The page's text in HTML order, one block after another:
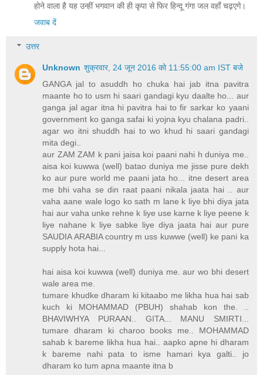
होने वाला है यह उन्हीं भगवान की ही कृपा से फिर हिन्दू गंगा जल वहाँ चढ़एगे।
जवाब दें
उत्तर
Unknown शुक्रवार, 24 जून 2016 को 11:55:00 am IST बजे
GANGA jal to asuddh ho chuka hai jab itna pavitra
maante ho to usm hi saari gandagi kyu daalte ho... aur
ganga jal agar itna hi pavitra hai to fir sarkar ko yaani
government ko ganga safai ki yojna kyu chalana padri..
agar wo itni shuddh hai to wo khud hi saari gandagi
mita degi..
aur ZAM ZAM k pani jaisa koi paani nahi h duniya me..
aisa koi kuwwa (well) batao duniya me jisse pure dekh
ko aur pure world me paani jata ho... itne desert area
me bhi vaha se din raat paani nikala jaata hai .. aur
vaha aane wale logo ko sath m lane k liye bhi diya jata
hai aur vaha unke rehne k liye use karne k liye peene k
liye nahane k liye sabke liye diya jaata hai aur pure
SAUDIA ARABIA country m uss kuwwe (well) ke pani ka
supply hota hai...
hai aisa koi kuwwa (well) duniya me. aur wo bhi desert
wale area me.
tumare khudke dharam ki kitaabo me likha hua hai sab
kuch ki MOHAMMAD (PBUH) shahab kon the. ..
BHAVIWHYA PURAAN.. GITA... MANU SMIRTI...
tumare dharam ki charoo books me.. MOHAMMAD
sahab k bareme likha hua hai.. aapko apne hi dharam
k bareme nahi pata to isme hamari kya galti.. jo
dharam ko tum apna maante itna b